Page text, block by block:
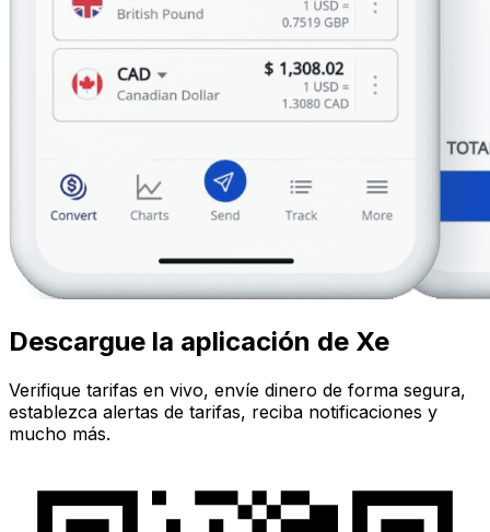
Descargue la aplicación de Xe
Verifique tarifas en vivo, envíe dinero de forma segura,
establezca alertas de tarifas, reciba notificaciones y
mucho más.